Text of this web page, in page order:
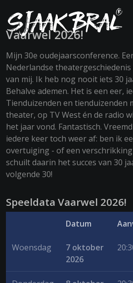
Vaarwel 2026!
Mijn 30e oudejaarsconference.
Nederlandse
van mij. Ik heb nog nooit iets 30
Behalve ademen. Het is een eer,
Tienduizenden en tienduizenden
theater, op TV West én de radio
het jaar vond. Fantastisch.
iedere keer toch weer af: ben ik
overtuiging - of een
schuilt daarin het succes van 30
volgende 30!
Speeldata Vaarwel 2026!
Datum
Woensdag
7 oktober
2026